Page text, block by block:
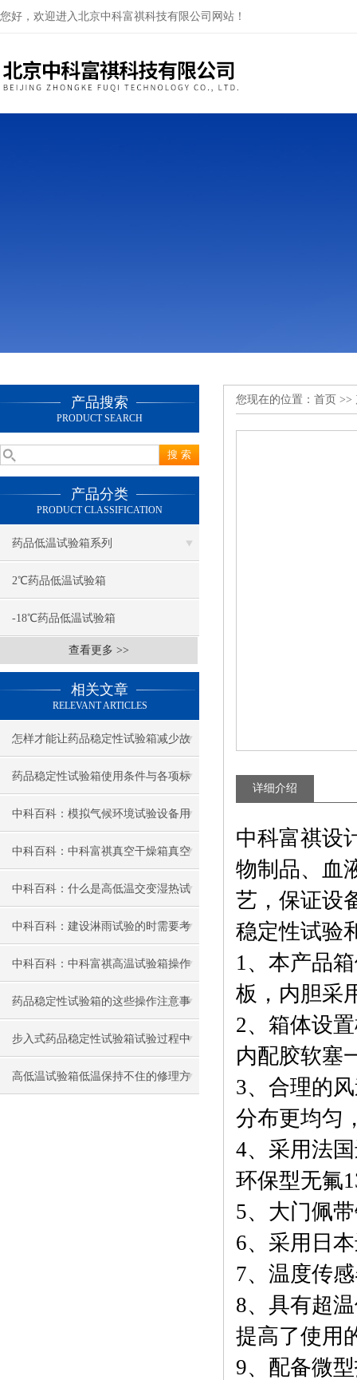
您好，欢迎进入北京中科富祺科技有限公司网站！
产品搜索
PRODUCT SEARCH
产品分类
PRODUCT CLASSIFICATION
药品低温试验箱系列
2℃药品低温试验箱
-18℃药品低温试验箱
查看更多 >>
相关文章
RELEVANT ARTICLES
怎样才能让药品稳定性试验箱减少故
障的发生
药品稳定性试验箱使用条件与各项标
准概述
中科百科：模拟气候环境试验设备用
户常识（中科富祺专业指导）
中科百科：中科富祺真空干燥箱真空
表读数与真空度（Pa）换算方法详解
中科百科：什么是高低温交变湿热试
验箱的关键技术指标?
中科百科：建设淋雨试验的时需要考
虑哪些因素
中科百科：中科富祺高温试验箱操作
流程及维护保养细节
药品稳定性试验箱的这些操作注意事
项一定要牢记
步入式药品稳定性试验箱试验过程中
的一些细节您一定要注意
高低温试验箱低温保持不住的修理方
您现在的位置： 首页 >>
详细介绍
中科富祺设
物制品、血
艺，保证设
稳定性试验
1、 本产品
板，内胆采
2、 箱体设
内配胶软塞
3、 合理的
分布更均匀
4、 采用法
环保型无氟
5、 大门佩
6、 采用日
7、 温度传
8、 具有超
提高了使用
9、 配备微